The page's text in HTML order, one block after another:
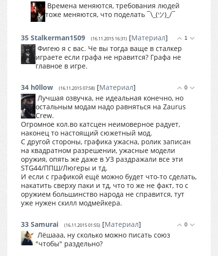
Времена меняются, требования людей
тоже меняются, что поделать ¯\_(ツ)_/¯
1
35 Stalkerman1509 (16.11.2015 16:31) [Материал]
Фигею я с вас. Че вы тогда ваще в сталкер
играете если графа не нравится? Графа не
главное в игре.
0
34 h0llow (16.11.2015 07:58) [Материал]
Лучшая озвучка, не идеальная конечно, но
остальным модам надо равняться на Zaurus
Crew.
Огромное кол.во катсцен неимоверное радует,
наконец то настоящий сюжетный мод.
С другой стороны, графика ужасна, ролик записан
на квадратном разрешении, ужасные модели
оружия, опять же даже в УЗ раздражали все эти
STG44/ППШ/Люгеры и тд.
И если с графикой ещё можно будет что-то сделать,
накатить сверху паки и тд, что то же не факт, то с
оружием большинство народа не справится, тут
уже нужен скилл модмейкера.
0
33 Samurai (16.11.2015 01:55) [Материал]
Лёшааа, ну сколько можно писать союз
"чтобы" раздельно?